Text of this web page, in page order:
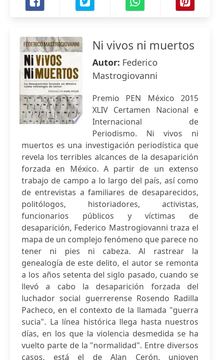
Ni vivos ni muertos
Autor: Federico
Mastrogiovanni
Premio PEN México 2015
XLIV Certamen Nacional e
Internacional de
Periodismo. Ni vivos ni
muertos es una investigación periodística que
revela los terribles alcances de la desaparición
forzada en México. A partir de un extenso
trabajo de campo a lo largo del país, así como
de entrevistas a familiares de desaparecidos,
politólogos, historiadores, activistas,
funcionarios públicos y víctimas de
desaparición, Federico Mastrogiovanni traza el
mapa de un complejo fenómeno que parece no
tener ni pies ni cabeza. Al rastrear la
genealogía de este delito, el autor se remonta
a los años setenta del siglo pasado, cuando se
llevó a cabo la desaparición forzada del
luchador social guerrerense Rosendo Radilla
Pacheco, en el contexto de la llamada "guerra
sucia". La línea histórica llega hasta nuestros
días, en los que la violencia desmedida se ha
vuelto parte de la "normalidad". Entre diversos
casos, está el de Alan Cerón, unjoven